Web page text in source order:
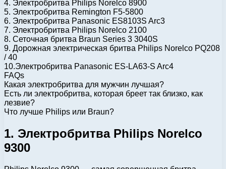
4. Электробритва Philips Norelco 8900
5. Электробритва Remington F5-5800
6. Электробритва Panasonic ES8103S Arc3
7. Электробритва Philips Norelco 2100
8. Сеточная бритва Braun Series 3 3040S
9. Дорожная электрическая бритва Philips Norelco PQ208
/ 40
10.Электробритва Panasonic ES-LA63-S Arc4
FAQs
Какая электробритва для мужчин лучшая?
Есть ли электробритва, которая бреет так близко, как
лезвие?
Что лучше Philips или Braun?
1. Электробритва Philips Norelco
9300